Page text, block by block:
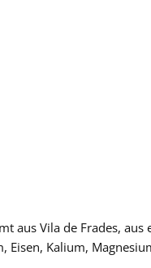
aus Vila de Frades,
Eisen, Kalium,